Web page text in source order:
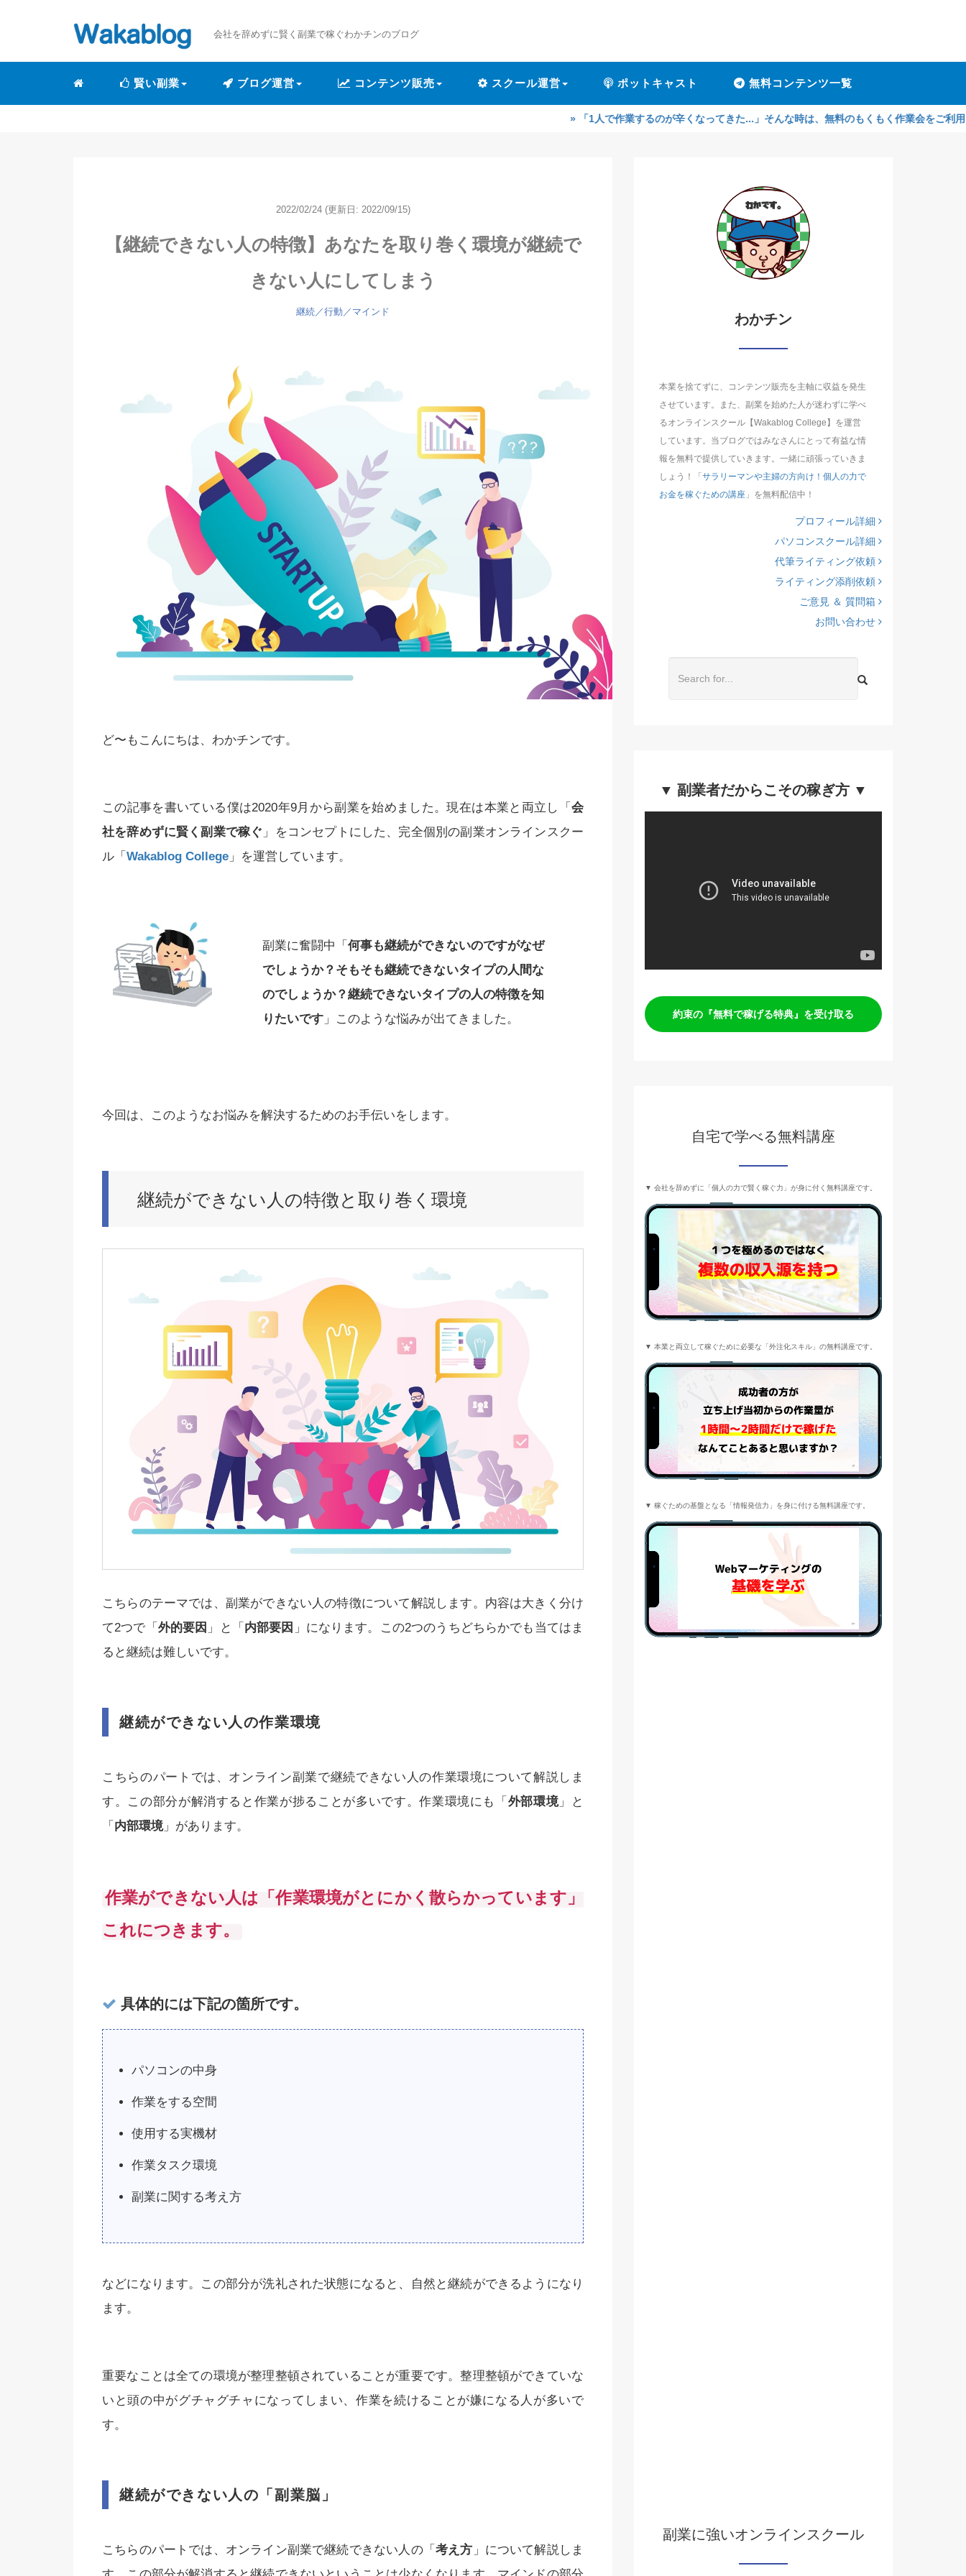
会社を辞めずに賢く副業で稼ぐわかチンのブログ
賢い副業 ブログ運営 コンテンツ販売 スクール運営 ポットキャスト 無料コンテンツ一覧
» 「1人で作業するのが辛くなってきた...」そんな時は、無料のもくもく作業会をご利用ください！
2022/02/24 (更新日: 2022/09/15)
【継続できない人の特徴】あなたを取り巻く環境が継続で
きない人にしてしまう
継続／行動／マインド
ど〜もこんにちは、わかチンです。
この記事を書いている僕は2020年9月から副業を始めました。現在は本業と両立し「 会
社を辞めずに賢く副業で稼ぐ 」をコンセプトにした、完全個別の副業オンラインスクー
ル「 Wakablog College 」を運営しています。
副業に奮闘中「 何事も継続ができないのですがなぜ
でしょうか？そもそも継続できないタイプの人間な
のでしょうか？継続できないタイプの人の特徴を知
りたいです」このような悩みが出てきました。
今回は、このようなお悩みを解決するためのお手伝いをします。
継続ができない人の特徴と取り巻く環境
こちらのテーマでは、副業ができない人の特徴について解説します。内容は大きく分け
て2つで「 外的要因 」と「 内部要因 」になります。この2つのうちどちらかでも当てはま
ると継続は難しいです。
継続ができない人の作業環境
こちらのパートでは、オンライン副業で継続できない人の作業環境について解説しま
す。この部分が解消すると作業が捗ることが多いです。作業環境にも「 外部環境」と
「 内部環境」があります。
作業ができない人は「作業環境がとにかく散らかっています」
これにつきます。
具体的には下記の箇所です。
パソコンの中身
作業をする空間
使用する実機材
作業タスク環境
副業に関する考え方
などになります。この部分が洗礼された状態になると、自然と継続ができるようになり
ます。
重要なことは全ての環境が整理整頓されていることが重要です。整理整頓ができていな
いと頭の中がグチャグチャになってしまい、作業を続けることが嫌になる人が多いで
す。
継続ができない人の「副業脳」
こちらのパートでは、オンライン副業で継続できない人の「 考え方 」について解説しま
わかチン
本業を捨てずに、コンテンツ販売を主軸に収益を発生
させています。また、副業を始めた人が迷わずに学べ
るオンラインスクール【Wakablog College】を運営
しています。当ブログではみなさんにとって有益な情
報を無料で提供していきます。一緒に頑張っていきま
しょう！「 サラリーマンや主婦の方向け！個人の力で
お金を稼ぐための講座 」を無料配信中！
プロフィール詳細
パソコンスクール詳細
代筆ライティング依頼
ライティング添削依頼
ご意見 ＆ 質問箱
お問い合わせ
▼ 副業者だからこその稼ぎ方 ▼
約束の『無料で稼げる特典』を受け取る
自宅で学べる無料講座
▼ 会社を辞めずに「個人の力で賢く稼ぐ力」が身に付く無料講座です。
▼ 本業と両立して稼ぐために必要な「外注化スキル」の無料講座です。
▼ 稼ぐための基盤となる「情報発信力」を身に付ける無料講座です。
副業に強いオンラインスクール